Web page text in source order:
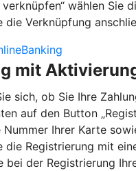
verknüpfen“ wählen Sie
die Verknüpfung
mit
sich, ob Sie Ihre
auf den Button
Nummer Ihrer Karte
die Registrierung mit
bei der Registrierung